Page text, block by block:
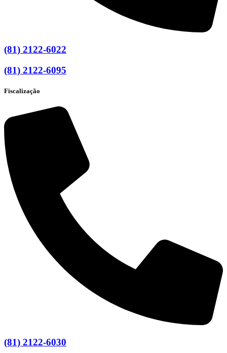
(81) 2122-6022
(81) 2122-6095
Fiscalização
(81) 2122-6030